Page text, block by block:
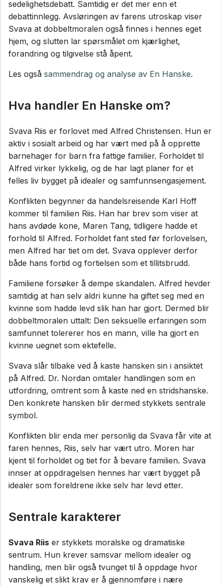
sedelighetsdebatt. Samtidig er det mer enn et
debattinnlegg. Avsløringen av farens utroskap viser
Svava at dobbeltmoralen også finnes i hennes eget
hjem, og slutten lar spørsmålet om kjærlighet,
forandring og tilgivelse stå åpent.
Les også sammendrag og analyse av En Hanske.
Hva handler En Hanske om?
Svava Riis er forlovet med Alfred Christensen. Hun er
aktiv i sosialt arbeid og har vært med på å opprette
barnehager for barn fra fattige familier. Forholdet til
Alfred virker lykkelig, og de har lagt planer for et
felles liv bygget på idealer og samfunnsengasjement.
Konflikten begynner da handelsreisende Karl Hoff
kommer til familien Riis. Han har brev som viser at
hans avdøde kone, Maren Tang, tidligere hadde et
forhold til Alfred. Forholdet fant sted før forlovelsen,
men Alfred har tiet om det. Svava opplever derfor
både hans fortid og fortielsen som et tillitsbrudd.
Familiene forsøker å dempe skandalen. Alfred hevder
samtidig at han selv aldri kunne ha giftet seg med en
kvinne som hadde levd slik han har gjort. Dermed blir
dobbeltmoralen uttalt: Den seksuelle erfaringen som
samfunnet tolererer hos en mann, ville ha gjort en
kvinne uegnet som ektefelle.
Svava slår tilbake ved å kaste hansken sin i ansiktet
på Alfred. Dr. Nordan omtaler handlingen som en
utfordring, omtrent som å kaste ned en stridshanske.
Den konkrete hansken blir dermed stykkets sentrale
symbol.
Konflikten blir enda mer personlig da Svava får vite at
faren hennes, Riis, selv har vært utro. Moren har
kjent til forholdet og tiet for å bevare familien. Svava
innser at oppdragelsen hennes har vært bygget på
idealer som foreldrene ikke selv har levd etter.
Sentrale karakterer
Svava Riis er stykkets moralske og dramatiske
sentrum. Hun krever samsvar mellom idealer og
handling, men blir også tvunget til å oppdage hvor
vanskelig et slikt krav er å gjennomføre i nære